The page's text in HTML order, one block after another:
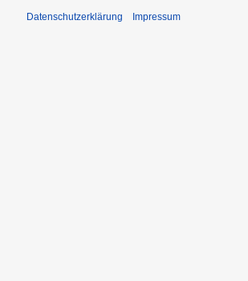
Datenschutzerklärung Impressum